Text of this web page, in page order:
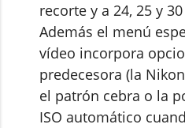
recorte y a 24, 25 y
Además el menú
vídeo incorpora
predecesora (la
el patrón cebra o la
ISO automático